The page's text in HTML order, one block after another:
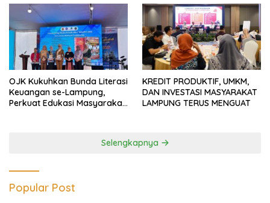
OJK Kukuhkan Bunda Literasi
Keuangan se-Lampung,
Perkuat Edukasi Masyarakat
KREDIT PRODUKTIF, UMKM,
DAN INVESTASI MASYARAKAT
LAMPUNG TERUS MENGUAT
Selengkapnya
Popular Post